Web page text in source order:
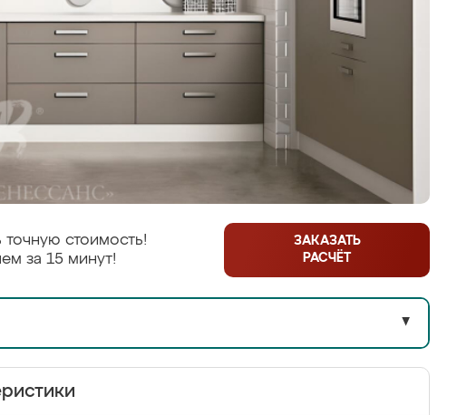
стоимость!
за 15 минут!
ЗАКАЗАТЬ
РАСЧЁТ
▼